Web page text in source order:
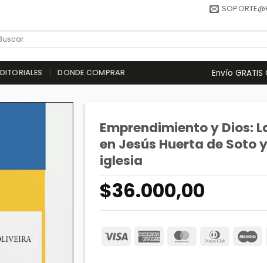
DONDE COMPRAR Envío
Emprendimiento y Dios:
en Jesús Huerta de Soto
iglesia
$36.000,00
Visa
AmericanMasterCard
Dinners